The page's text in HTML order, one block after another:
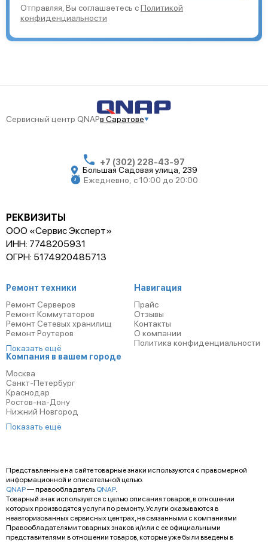
Отправляя, Вы соглашаетесь сПолитикой
конфиденциальности
Сервисный центр QNAPв Саратове
+7 (302) 228-43-97
Большая Садовая улица, 239
Ежедневно, с 10:00 до 20:00
РЕКВИЗИТЫ
ООО «Сервис Эксперт»
ИНН: 7748205931
ОГРН: 5174920485713
Ремонт техники
Ремонт Серверов
Ремонт Коммутаторов
Ремонт Сетевых хранилищ
Ремонт Роутеров
Показать ещё
Компания в вашем городе
Москва
Санкт-Петербург
Краснодар
Ростов-на-Дону
Нижний Новгород
Показать ещё
Навигация
Прайс
Отзывы
Контакты
О компании
Политика конфиденциальности
Представленные на сайте товарные знаки используются с правомерной
информационной и описательной целью.
QNAP— правообладатель QNAP.
Товарный знак используется с целью описания товаров, в отношении
которых производятся услуги по ремонту. Услуги оказываются в
неавторизованных сервисных центрах, не связанными с компаниями
Правообладателями товарных знаков и/или с ее официальными
представителями в отношении товаров, которые уже были введены в